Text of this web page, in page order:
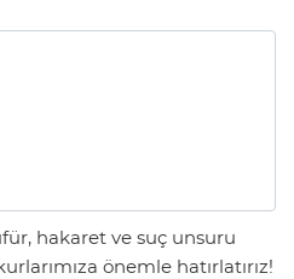
hakaret ve suç unsuru
önemle hatırlatırız!